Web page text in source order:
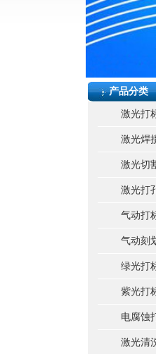
产品分类
激光打
激光焊
激光切
激光打
气动打
气动刻
绿光打
紫光打
电腐蚀
激光清